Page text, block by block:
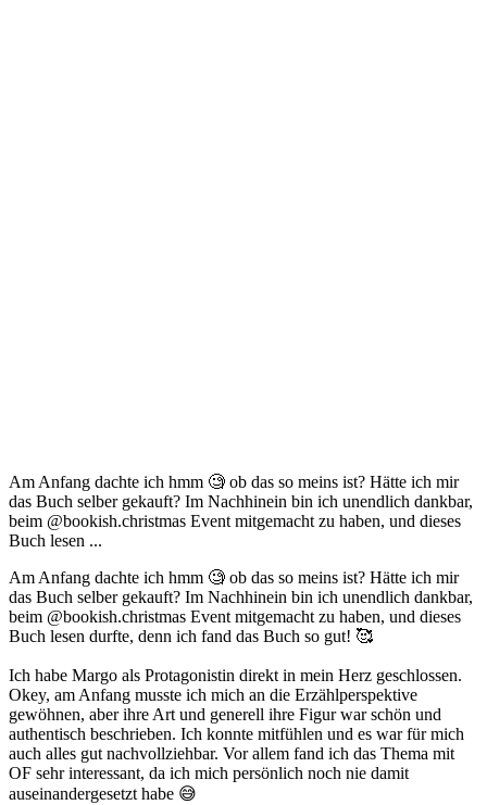
Am Anfang dachte ich hmm 🧐 ob das so meins ist? Hätte ich mir
das Buch selber gekauft? Im Nachhinein bin ich unendlich dankbar,
beim @bookish.christmas Event mitgemacht zu haben, und dieses
Buch lesen ...
Am Anfang dachte ich hmm 🧐 ob das so meins ist? Hätte ich mir
das Buch selber gekauft? Im Nachhinein bin ich unendlich dankbar,
beim @bookish.christmas Event mitgemacht zu haben, und dieses
Buch lesen durfte, denn ich fand das Buch so gut! 🥰
Ich habe Margo als Protagonistin direkt in mein Herz geschlossen.
Okey, am Anfang musste ich mich an die Erzählperspektive
gewöhnen, aber ihre Art und generell ihre Figur war schön und
authentisch beschrieben. Ich konnte mitfühlen und es war für mich
auch alles gut nachvollziehbar. Vor allem fand ich das Thema mit
OF sehr interessant, da ich mich persönlich noch nie damit
auseinandergesetzt habe 😅